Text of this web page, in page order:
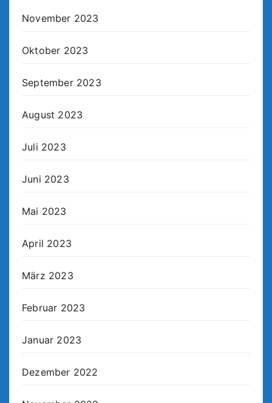
November 2023
Oktober 2023
September 2023
August 2023
Juli 2023
Juni 2023
Mai 2023
April 2023
März 2023
Februar 2023
Januar 2023
Dezember 2022